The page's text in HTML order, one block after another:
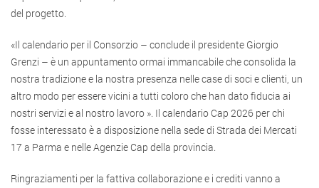
del progetto.
«Il calendario per il Consorzio – conclude il presidente Giorgio
Grenzi – è un appuntamento ormai immancabile che consolida la
nostra tradizione e la nostra presenza nelle case di soci e clienti, un
altro modo per essere vicini a tutti coloro che han dato fiducia ai
nostri servizi e al nostro lavoro ». Il calendario Cap 2026 per chi
fosse interessato è a disposizione nella sede di Strada dei Mercati
17 a Parma e nelle Agenzie Cap della provincia.
Ringraziamenti per la fattiva collaborazione e i crediti vanno a